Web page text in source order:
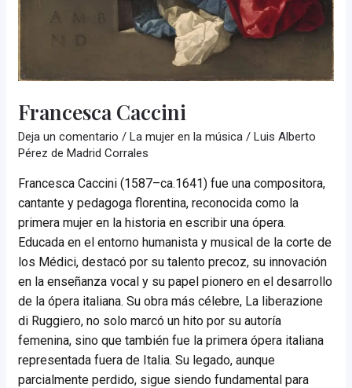
Francesca Caccini
Deja un comentario /La mujer en la música /Luis Alberto
Pérez de Madrid Corrales
Francesca Caccini (1587–ca.1641) fue una compositora,
cantante y pedagoga florentina, reconocida como la
primera mujer en la historia en escribir una ópera.
Educada en el entorno humanista y musical de la corte de
los Médici, destacó por su talento precoz, su innovación
en la enseñanza vocal y su papel pionero en el desarrollo
de la ópera italiana. Su obra más célebre, La liberazione
di Ruggiero, no solo marcó un hito por su autoría
femenina, sino que también fue la primera ópera italiana
representada fuera de Italia. Su legado, aunque
parcialmente perdido, sigue siendo fundamental para